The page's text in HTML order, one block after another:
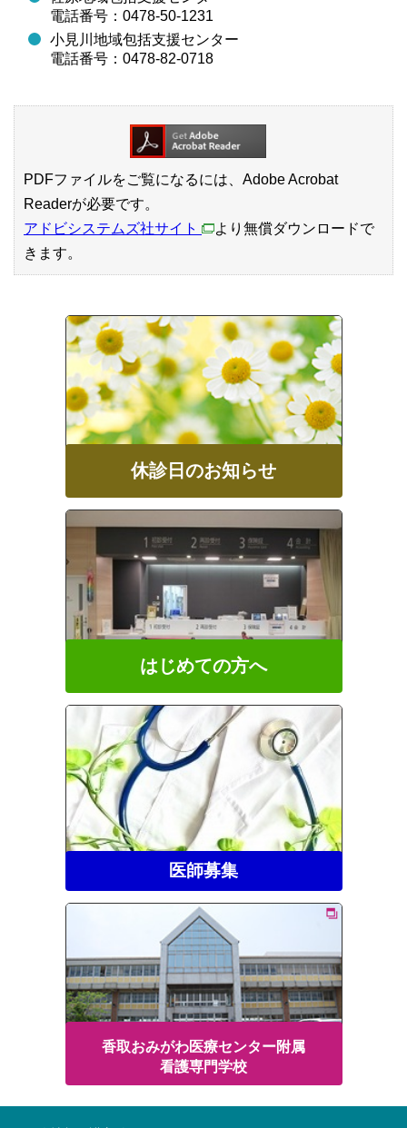
電話番号：0478-50-1231
小見川地域包括支援センター
電話番号：0478-82-0718
PDFファイルをご覧になるには、Adobe Acrobat
Readerが必要です。
アドビシステムズ社サイト
より無償ダウンロードで
きます。
休診日のお知らせ
はじめての方へ
医師募集
香取おみがわ医療センター附属
看護専門学校